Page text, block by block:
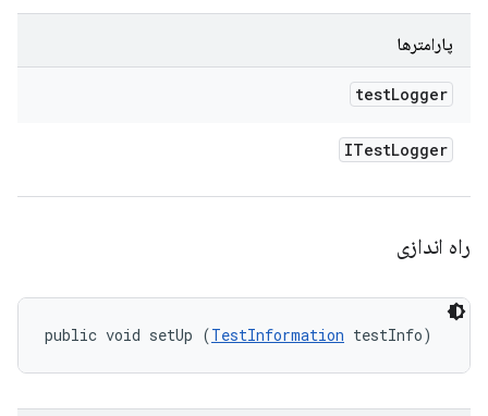
پارامترها
testLogger
ITestLogger
راه اندازی
public void setUp (TestInformation testInfo)